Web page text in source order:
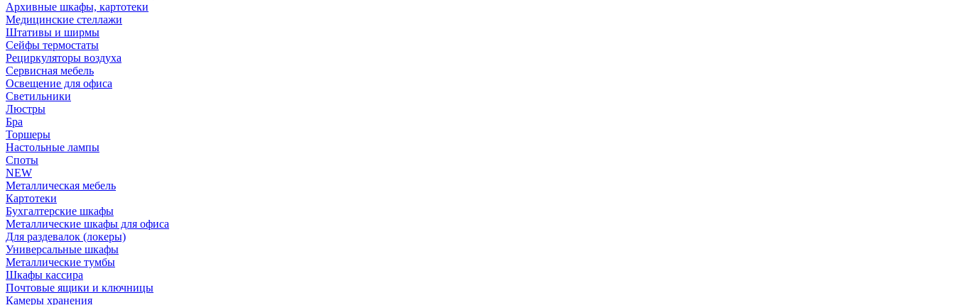
Архивные шкафы, картотеки
Медицинские стеллажи
Штативы и ширмы
Сейфы термостаты
Рециркуляторы воздуха
Сервисная мебель
Освещение для офиса
Светильники
Люстры
Бра
Торшеры
Настольные лампы
Споты
NEW
Металлическая мебель
Картотеки
Бухгалтерские шкафы
Металлические шкафы для офиса
Для раздевалок (локеры)
Универсальные шкафы
Металлические тумбы
Шкафы кассира
Почтовые ящики и ключницы
Камеры хранения